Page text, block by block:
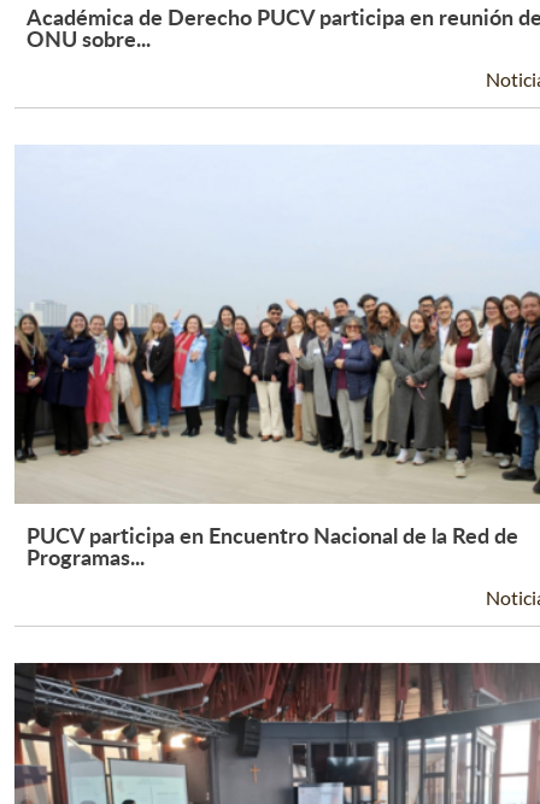
Leer Más +
Académica de Derecho PUCV participa en reunión
ONU sobre...
Leer Más +
PUCV participa en Encuentro Nacional de la Red de
Programas...